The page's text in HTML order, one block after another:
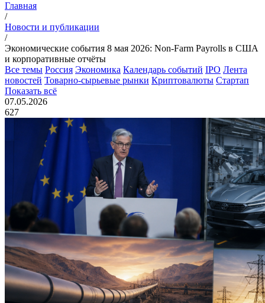
Главная
/
Новости и публикации
/
Экономические события 8 мая 2026: Non-Farm Payrolls в США
и корпоративные отчёты
Все темы Россия Экономика Календарь событий IPO Лента
новостей Товарно-сырьевые рынки Криптовалюты Стартап
Показать всё
07.05.2026
627